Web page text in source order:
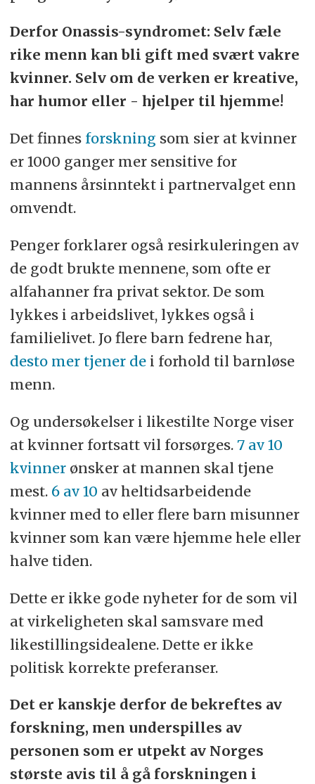
Derfor Onassis-syndromet: Selv fæle
rike menn kan bli gift med svært vakre
kvinner. Selv om de verken er kreative,
har humor eller - hjelper til hjemme!
Det finnes forskning som sier at kvinner
er 1000 ganger mer sensitive for
mannens årsinntekt i partnervalget enn
omvendt.
Penger forklarer også resirkuleringen av
de godt brukte mennene, som ofte er
alfahanner fra privat sektor. De som
lykkes i arbeidslivet, lykkes også i
familielivet. Jo flere barn fedrene har,
desto mer tjener dei forhold til barnløse
menn.
Og undersøkelser i likestilte Norge viser
at kvinner fortsatt vil forsørges. 7 av 10
kvinnerønsker at mannen skal tjene
mest. 6 av 10 av heltidsarbeidende
kvinner med to eller flere barn misunner
kvinner som kan være hjemme hele eller
halve tiden.
Dette er ikke gode nyheter for de som vil
at virkeligheten skal samsvare med
likestillingsidealene. Dette er ikke
politisk korrekte preferanser.
Det er kanskje derfor de bekreftes av
forskning, men underspilles av
personen som er utpekt av Norges
største avis til å gå forskningen i